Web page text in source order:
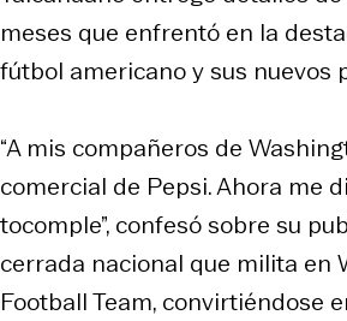
meses que enfrentó en la
fútbol americano y sus nuevos
“A mis compañeros de
comercial de Pepsi. Ahora me
tocomple”, confesó sobre su
cerrada nacional que milita en
Football Team, convirtiéndose